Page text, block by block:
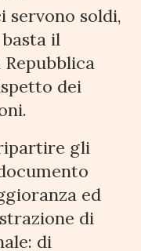
servono soldi,
il
dei
gli
ed
di
di